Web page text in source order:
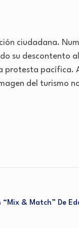
ciudadana.
su descontento
pacífica.
del turismo
“Mix & Match” De